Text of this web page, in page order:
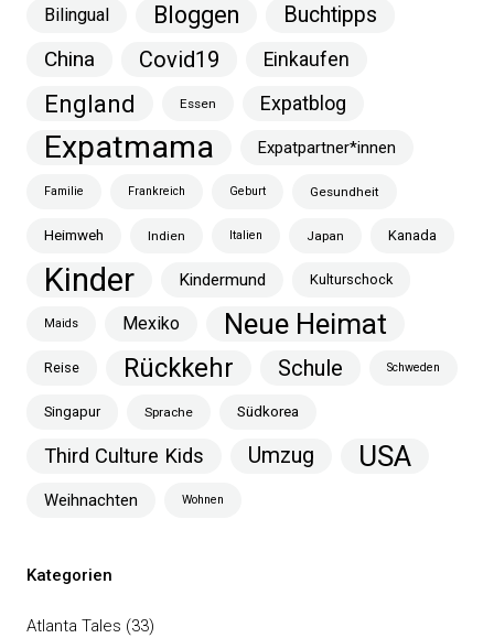
Bilingual Bloggen
Buchtipps
China
Covid19 Einkaufen
England Essen Expatblog
Expatmama Expatpartner*innen
Familie Frankreich Geburt Gesundheit
Heimweh Indien Italien Japan Kanada
Kinder Kindermund Kulturschock
Maids Mexiko Neue Heimat
Reise Rückkehr Schule Schweden
Singapur Sprache Südkorea
Third Culture Kids Umzug USA
Weihnachten Wohnen
Kategorien
Atlanta Tales (33)